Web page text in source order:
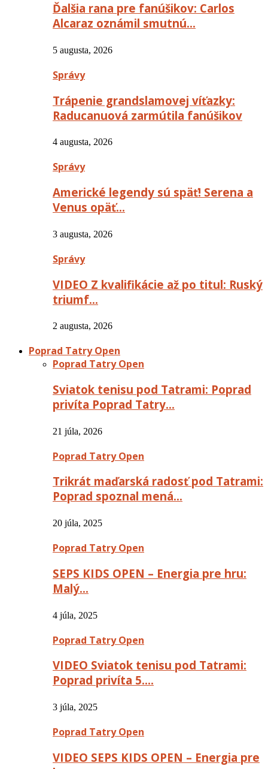
Ďalšia rana pre fanúšikov: Carlos
Alcaraz oznámil smutnú…
5 augusta, 2026
Správy
Trápenie grandslamovej víťazky:
Raducanuová zarmútila fanúšikov
4 augusta, 2026
Správy
Americké legendy sú späť! Serena a
Venus opäť…
3 augusta, 2026
Správy
VIDEO Z kvalifikácie až po titul: Ruský
triumf…
2 augusta, 2026
Poprad Tatry Open
Poprad Tatry Open
Sviatok tenisu pod Tatrami: Poprad
privíta Poprad Tatry…
21 júla, 2026
Poprad Tatry Open
Trikrát maďarská radosť pod Tatrami:
Poprad spoznal mená…
20 júla, 2025
Poprad Tatry Open
SEPS KIDS OPEN – Energia pre hru:
Malý…
4 júla, 2025
Poprad Tatry Open
VIDEO Sviatok tenisu pod Tatrami:
Poprad privíta 5….
3 júla, 2025
Poprad Tatry Open
VIDEO SEPS KIDS OPEN – Energia pre